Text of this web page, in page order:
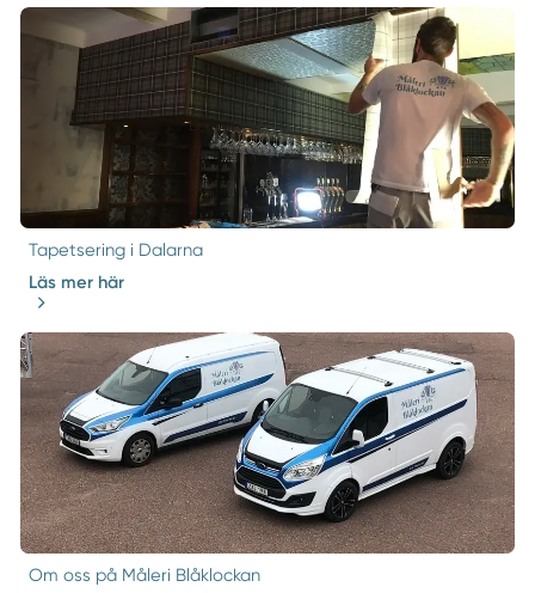
Tapetsering i Dalarna
Läs mer här
Om oss på Måleri Blåklockan